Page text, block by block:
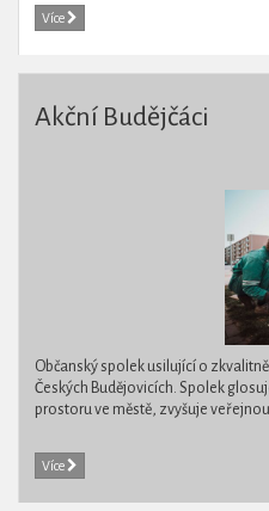
Více
Akční Budějčáci
Občanský spolek usilující o
Českých Budějovicích. Spolek
prostoru ve městě, zvyšuje
Více